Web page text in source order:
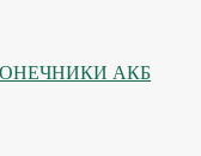
АКБ